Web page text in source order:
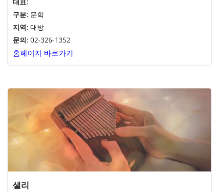
구분: 문학
지역: 대방
문의: 02-326-1352
홈페이지 바로가기
샐리